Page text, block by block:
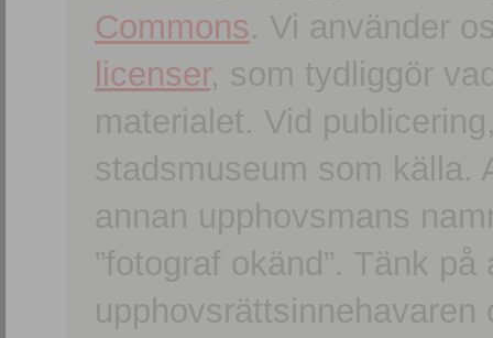
Commons. Vi använder
licenser, som tydliggör
materialet. Vid
stadsmuseum som källa.
annan upphovsmans
”fotograf okänd”. Tänk